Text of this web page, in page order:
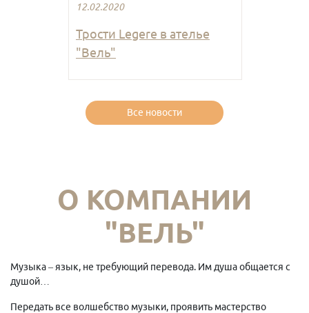
12.02.2020
Трости Legere в ателье
"Вель"
Все новости
О КОМПАНИИ
"ВЕЛЬ"
Музыка – язык, не требующий перевода. Им душа общается с
душой…
Передать все волшебство музыки, проявить мастерство